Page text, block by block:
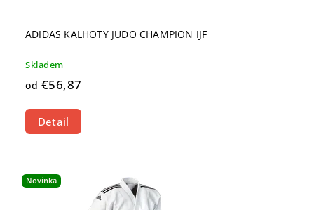
ADIDAS KALHOTY JUDO CHAMPION IJF
Skladem
od €56,87
Detail
Novinka